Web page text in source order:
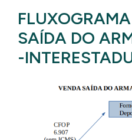
SAÍDA DO
-